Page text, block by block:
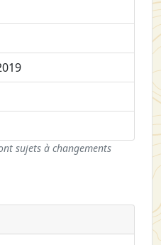
sujets à changements